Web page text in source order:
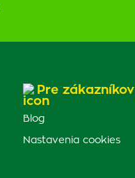
Pre zákazníkov
Blog
Nastavenia cookies